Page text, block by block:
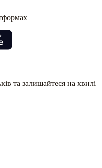
та залишайтеся на хвилі